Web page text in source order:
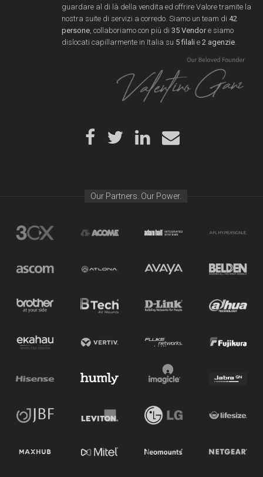
guardare al di là della vendita ed offrire Valore tramite la
nostra suite di servizi a corredo. Siamo un team di 42
persone , collaboriamo con più di 35 Vendore siamo
dislocati capillarmente in Italia su 5 filali e 2 agenzie